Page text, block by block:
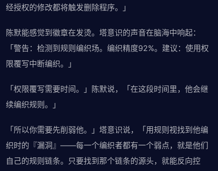
经授权的修改都将触发删除程序。」
陈默能感觉到徽章在发烫。塔意识的声音在脑海中响起：
「警告：检测到规则编织场。编织精度92%。建议：使用权
限覆写中断编织。」
「权限覆写需要时间。」陈默说，「在这段时间里，他会继
续编织规则。」
「所以你需要先削弱他。」塔意识说，「用规则视找到他编
织时的『漏洞』——每一个编织者都有一个弱点，就是他们
自己的规则链条。只要找到那个链条的源头，就能反向控